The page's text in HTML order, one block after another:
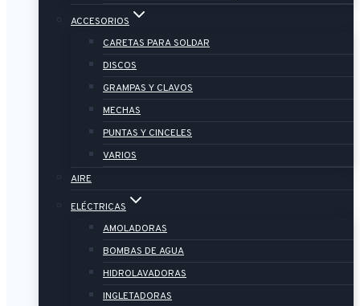
ACCESORIOS
CARETAS PARA SOLDAR
DISCOS
GRAMPAS Y CLAVOS
MECHAS
PUNTAS Y CINCELES
VARIOS
AIRE
ELÉCTRICAS
AMOLADORAS
BOMBAS DE AGUA
HIDROLAVADORAS
INGLETADORAS